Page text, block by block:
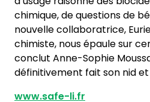
chimique, de questions de
nouvelle collaboratrice,
chimiste, nous épaule sur
conclut Anne-Sophie
définitivement fait son nid et
www.safe-li.fr